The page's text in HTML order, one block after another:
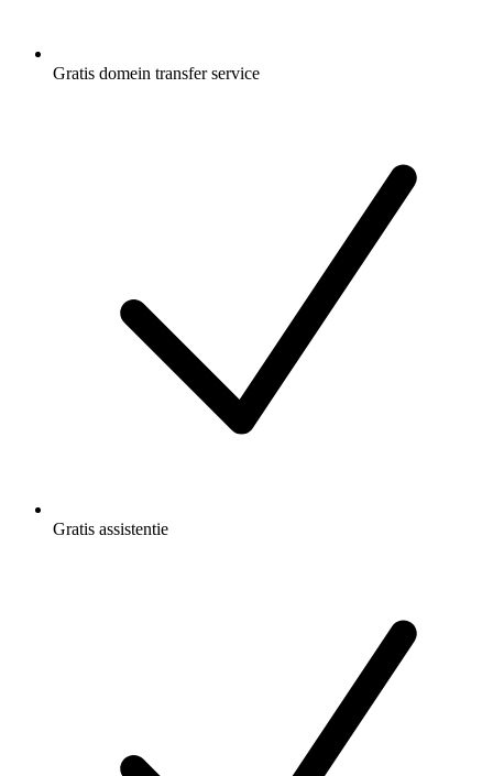
Gratis domein transfer service
Gratis assistentie